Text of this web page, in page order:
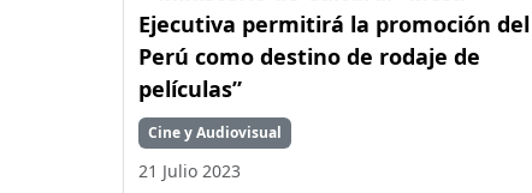
Cine y Audiovisual
21 Julio 2023